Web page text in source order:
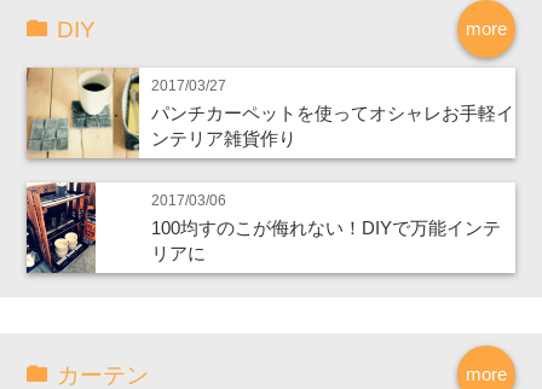
more
DIY
2017/03/27
パンチカーペットを使ってオシャレお手軽イ
ンテリア雑貨作り
2017/03/06
100均すのこが侮れない！DIYで万能インテ
リアに
more
カーテン